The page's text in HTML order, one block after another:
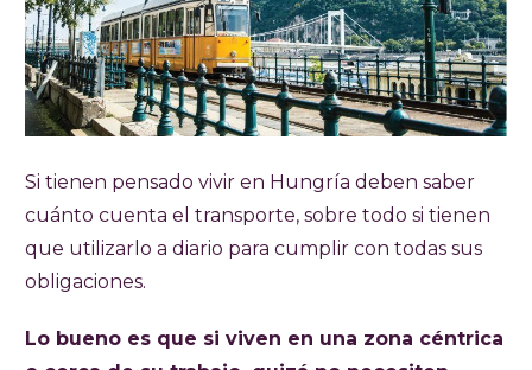
Si tienen pensado vivir en Hungría deben saber
cuánto cuenta el transporte, sobre todo si tienen
que utilizarlo a diario para cumplir con todas sus
obligaciones.
Lo bueno es que si viven en una zona céntrica